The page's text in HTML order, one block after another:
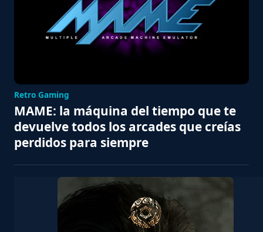
Retro Gaming
MAME: la máquina del tiempo que te
devuelve todos los arcades que creías
perdidos para siempre